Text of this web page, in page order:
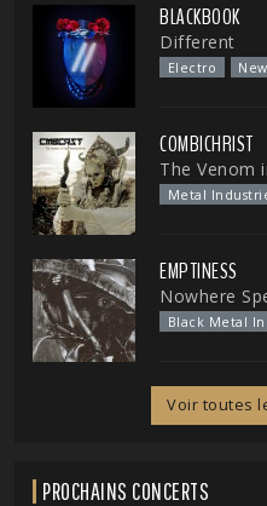
BLACKBOOK
Different
Electro
COMBICHRIST
The Venom
Metal
EMPTINESS
Nowhere
Black Metal
Voir toutes
PROCHAINS CONCERTS